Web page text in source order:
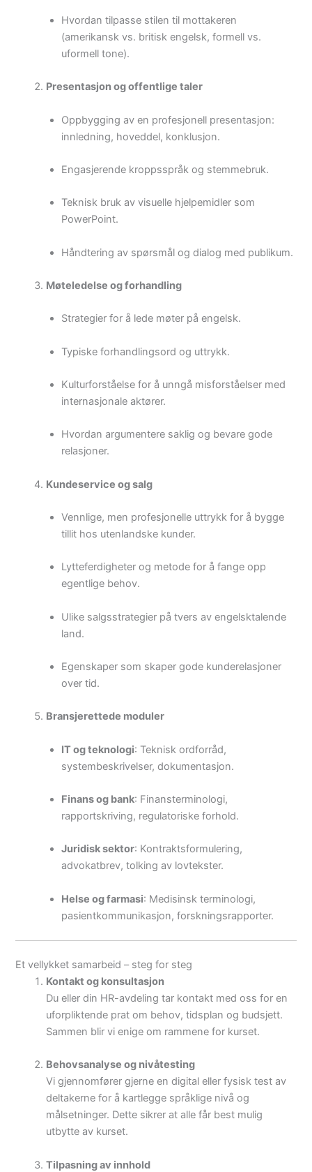
Hvordan tilpasse stilen til mottakeren
(amerikansk vs. britisk engelsk, formell vs.
uformell tone).
Presentasjon og offentlige taler
Oppbygging av en profesjonell presentasjon:
innledning, hoveddel, konklusjon.
Engasjerende kroppsspråk og stemmebruk.
Teknisk bruk av visuelle hjelpemidler som
PowerPoint.
Håndtering av spørsmål og dialog med publikum.
Møteledelse og forhandling
Strategier for å lede møter på engelsk.
Typiske forhandlingsord og uttrykk.
Kulturforståelse for å unngå misforståelser med
internasjonale aktører.
Hvordan argumentere saklig og bevare gode
relasjoner.
Kundeservice og salg
Vennlige, men profesjonelle uttrykk for å bygge
tillit hos utenlandske kunder.
Lytteferdigheter og metode for å fange opp
egentlige behov.
Ulike salgsstrategier på tvers av engelsktalende
land.
Egenskaper som skaper gode kunderelasjoner
over tid.
Bransjerettede moduler
IT og teknologi: Teknisk ordforråd,
systembeskrivelser, dokumentasjon.
Finans og bank: Finansterminologi,
rapportskriving, regulatoriske forhold.
Juridisk sektor: Kontrakts­formulering,
advokatbrev, tolking av lovtekster.
Helse og farmasi: Medisinsk terminologi,
pasientkommunikasjon, forskningsrapporter.
Et vellykket samarbeid – steg for steg
Kontakt og konsultasjon
Du eller din HR-avdeling tar kontakt med oss for en
uforpliktende prat om behov, tidsplan og budsjett.
Sammen blir vi enige om rammene for kurset.
Behovsanalyse og nivåtesting
Vi gjennomfører gjerne en digital eller fysisk test av
deltakerne for å kartlegge språklige nivå og
målsetninger. Dette sikrer at alle får best mulig
utbytte av kurset.
Tilpasning av innhold